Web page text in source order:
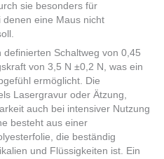
sie besonders für
eine Maus nicht
Schaltweg von 0,45
von 3,5 N ±0,2 N, was ein
ermöglicht. Die
Lasergravur oder Ätzung,
auch bei intensiver Nutzung
besteht aus einer
die beständig
und Flüssigkeiten ist. Ein